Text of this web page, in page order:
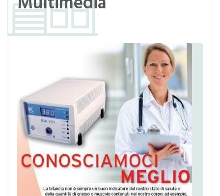
Ottima accoglienza mi sono sentito a mio
agio effettuando visita di controllo
Paziente
La Dottoressa ha completamente migliorato
il mio rapporto con il cibo. Ho imparato ad
abbinare gli alimenti correttamente senza
fare rinunce drastiche. Il percorso è stato
una vera e propria educazione alimentare
che ora porto avanti senza sforzo. Una guida
preziosa e super competente!